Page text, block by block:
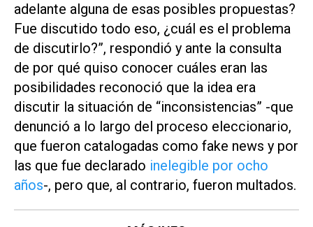
adelante alguna de esas posibles propuestas?
Fue discutido todo eso, ¿cuál es el problema
de discutirlo?”, respondió y ante la consulta
de por qué quiso conocer cuáles eran las
posibilidades reconoció que la idea era
discutir la situación de “inconsistencias” -que
denunció a lo largo del proceso eleccionario,
que fueron catalogadas como fake news y por
las que fue declarado inelegible por ocho
años-, pero que, al contrario, fueron multados.